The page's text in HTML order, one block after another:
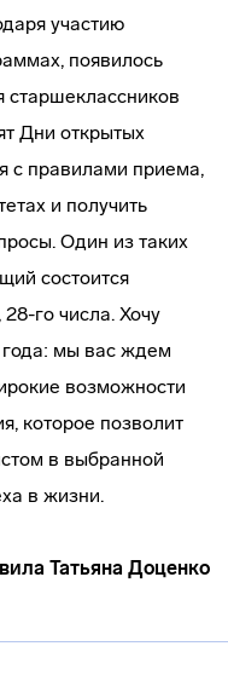
участию
появилось
старшеклассников
Дни открытых
с правилами приема,
и получить
Один из таких
состоится
го числа. Хочу
года: мы вас ждем
возможности
которое позволит
в выбранной
в жизни.
Татьяна Доценко